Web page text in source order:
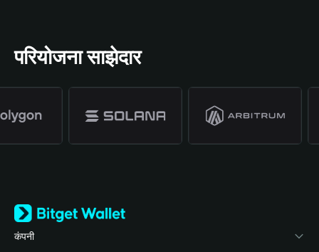
परियोजना साझेदार
कंपनी